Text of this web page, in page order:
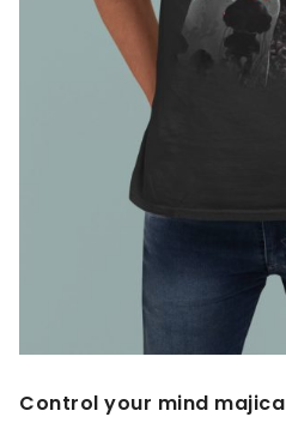
Control your mind majica